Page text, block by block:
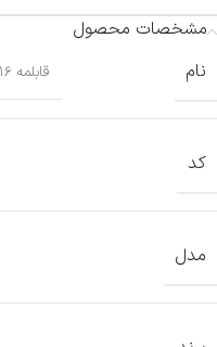
مشخصات محصول
نام
قابلمه 16*10 سانتیمتر 2.0 لیتر استیل آسترا کرکماز 1901-1
کد
مدل